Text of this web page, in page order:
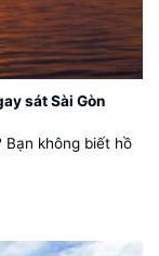
sát Sài Gòn
Bạn không biết hồ